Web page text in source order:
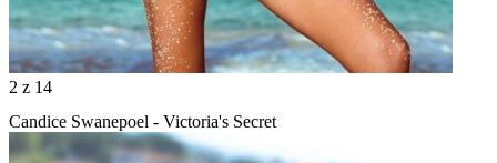
2 z 14
Candice Swanepoel - Victoria's Secret